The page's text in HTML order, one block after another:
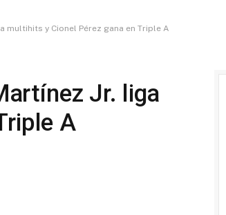
multihits y Cionel Pérez gana en Triple A
Jr. liga
A